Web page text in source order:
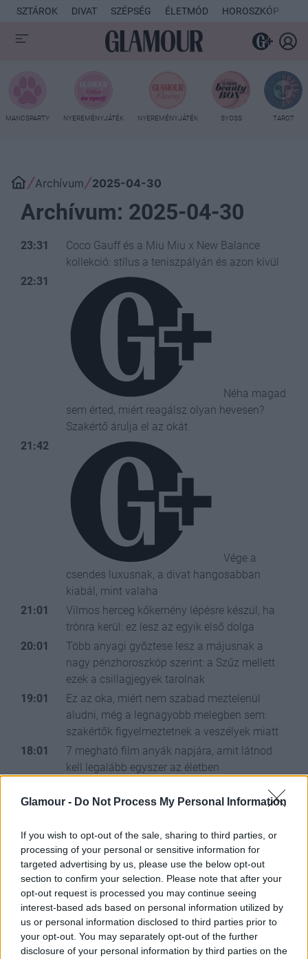
Glamour - Do Not Process My Personal Information
If you wish to opt-out of the sale, sharing to third parties, or
processing of your personal or sensitive information for
targeted advertising by us, please use the below opt-out
section to confirm your selection. Please note that after your
opt-out request is processed you may continue seeing
interest-based ads based on personal information utilized by
us or personal information disclosed to third parties prior to
your opt-out. You may separately opt-out of the further
disclosure of your personal information by third parties on the
SZTÁROK DIVAT SZÉPSÉG ÉLETMÓD HOROSZKÓP
MANCSPARTY NYEREMÉNYJÁTÉK NYEREMÉNYJÁTÉK SYOSS TAROT
Archívum 2025-04-30
Archívum: 2025-04-30
23:31
Coco Gauff és a Miu Miu x New Balance
kollekció: stílus a teniszpályán és azon kívül
22:31
Néha magad
sem érted, miért reagálsz olyan hevesen?
Szakértő árulja el az okát
21:42
Vége a
csendes luxusnak, a divat hangosabban
kiabál, mint valaha
21:01
Vilmos herceg kőkemény lépésre készül, ha
trónra kerül: ez lesz az egyik első dolga
20:01
Több anyagi győztese lesz a májusnak a
nagy pénzhoroszkóp szerint: a Szűz mellett
ezek a csillagjegyek tarolnak
19:01
Ez az oka, miért nem szabad meztelenül
aludni, még a legnagyobb melegben sem:
szakértők figyelmeztetnek a veszélyek miatt
18:01
7 megható film anyák napjára, amit látnod
kell legalább egyszer az életben
Digitális
gyermekkor: A mesterséges intelligencia és az
online világ pszichológiai hatásai
17:16
Ismerj meg más kultúrákat, és bulizz egy